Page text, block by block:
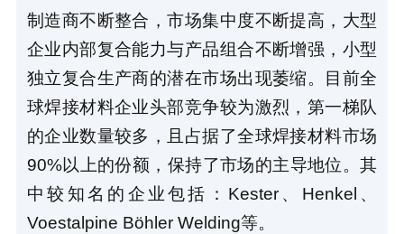
制造商不断整合，市场集中度不断提高，大型
企业内部复合能力与产品组合不断增强，小型
独立复合生产商的潜在市场出现萎缩。目前全
球焊接材料企业头部竞争较为激烈，第一梯队
的企业数量较多，且占据了全球焊接材料市场
90%以上的份额，保持了市场的主导地位。其
中较知名的企业包括：Kester、Henkel、
Voestalpine Böhler Welding等。